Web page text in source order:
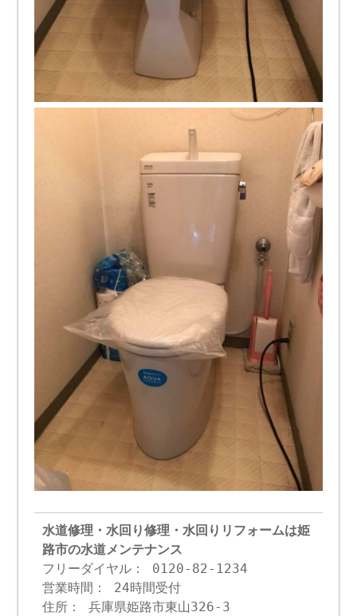
水道修理・水回り修理・水回りリフォームは姫
路市の水道メンテナンス
フリーダイヤル： 0120-82-1234
営業時間： 24時間受付
住所： 兵庫県姫路市東山326-3